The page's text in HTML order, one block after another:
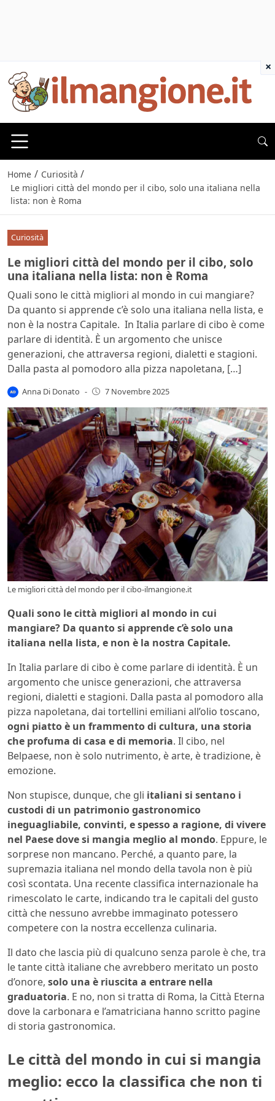
Home / Curiosità /
Le migliori città del mondo per il cibo, solo una italiana nella
lista: non è Roma
Curiosità
Le migliori città del mondo per il cibo, solo
una italiana nella lista: non è Roma
Quali sono le città migliori al mondo in cui mangiare?
Da quanto si apprende c’è solo una italiana nella lista, e
non è la nostra Capitale. In Italia parlare di cibo è come
parlare di identità. È un argomento che unisce
generazioni, che attraversa regioni, dialetti e stagioni.
Dalla pasta al pomodoro alla pizza napoletana, […]
Anna Di Donato - 7 Novembre 2025
Le migliori città del mondo per il cibo-ilmangione.it
Quali sono le città migliori al mondo in cui
mangiare? Da quanto si apprende c’è solo una
italiana nella lista, e non è la nostra Capitale.
In Italia parlare di cibo è come parlare di identità. È un
argomento che unisce generazioni, che attraversa
regioni, dialetti e stagioni. Dalla pasta al pomodoro alla
pizza napoletana, dai tortellini emiliani all’olio toscano,
ogni piatto è un frammento di cultura, una storia
che profuma di casa e di memoria. Il cibo, nel
Belpaese, non è solo nutrimento, è arte, è tradizione, è
emozione.
Non stupisce, dunque, che gli italiani si sentano i
custodi di un patrimonio gastronomico
ineguagliabile, convinti, e spesso a ragione, di vivere
nel Paese dove si mangia meglio al mondo. Eppure, le
sorprese non mancano. Perché, a quanto pare, la
supremazia italiana nel mondo della tavola non è più
così scontata. Una recente classifica internazionale ha
rimescolato le carte, indicando tra le capitali del gusto
città che nessuno avrebbe immaginato potessero
competere con la nostra eccellenza culinaria.
Il dato che lascia più di qualcuno senza parole è che, tra
le tante città italiane che avrebbero meritato un posto
d’onore, solo una è riuscita a entrare nella
graduatoria. E no, non si tratta di Roma, la Città Eterna
dove la carbonara e l’amatriciana hanno scritto pagine
di storia gastronomica.
Le città del mondo in cui si mangia
meglio: ecco la classifica che non ti
×